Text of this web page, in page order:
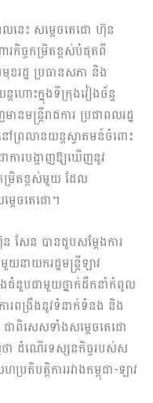
នេះ សម្តេចតេជោ ហ៊ុន
កិច្ចកម្រិតខ្ពស់បំផុតពី
ខរដ្ឋ ប្រធានសភា និង
ហោះ​ក្នុង​ទីក្រុងវៀងច័ន្ទ
ន្ត្រីរាជការ ប្រជាពលរដ្ឋ
ព្រលានយន្តស្វាគមន៍​ចំពោះ​
ការបង្ហាញឱ្យឃើញនូវ
ម្រិតខ្ពស់មួយ ដែល
េច​តេជោ។
សែន បានជួបសម្តែងការ
យនាយករដ្ឋមន្ត្រីឡាវ
ងជំនួបជាមួយថ្នាក់ដឹកនាំកំពូល
រពង្រឹងនូវទំនាក់ទំនង និង
ជាពិសេស​ទាំង​សម្តេចតេជោ
ថា ដំណើរទស្សនកិច្ច​របស់​ស
រតិបត្តិការរវាងកម្ពុជា-ឡាវ